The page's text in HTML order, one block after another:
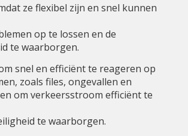
ze flexibel zijn en snel kunnen
op te lossen en de
te waarborgen.
snel en efficiënt te reageren op
zoals files, ongevallen en
om verkeersstroom efficiënt te
te waarborgen.